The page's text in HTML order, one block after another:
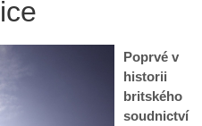
Poprvé v
historii
britského
soudnictví